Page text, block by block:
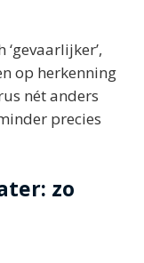
op herkenning
nét anders
precies
zo